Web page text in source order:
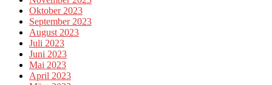
Oktober 2023
September 2023
August 2023
Juli 2023
Juni 2023
Mai 2023
April 2023